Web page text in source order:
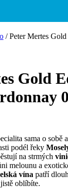
/ Peter Mertes
Gold
sama o sobě
podél řeky
ěstují na strmých
melounu a
vína patří
oblíbíte.